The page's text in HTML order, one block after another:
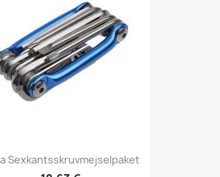
Sexkantsskruvmejselpaket